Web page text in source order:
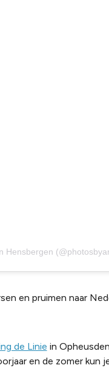
Hensbergen
en pruimen naar
de Linie in
en de zomer kun